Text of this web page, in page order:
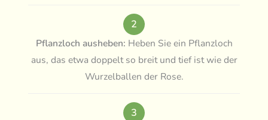
2
Pflanzloch ausheben: Heben Sie ein Pflanzloch
aus, das etwa doppelt so breit und tief ist wie der
Wurzelballen der Rose.
3